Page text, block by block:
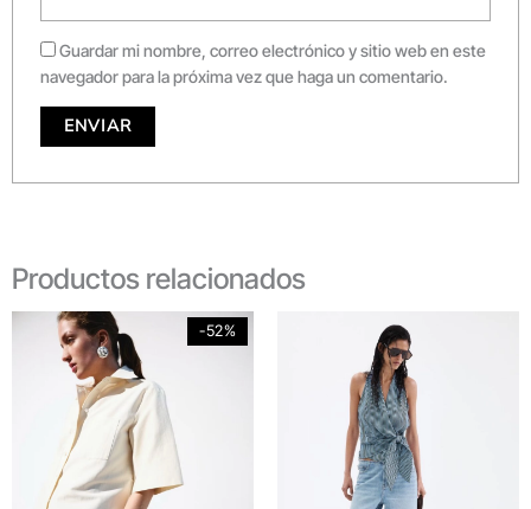
Guardar mi nombre, correo electrónico y sitio web en este
navegador para la próxima vez que haga un comentario.
Productos relacionados
-52%
Original
price
was:
$419,900.
is:
$199,900.